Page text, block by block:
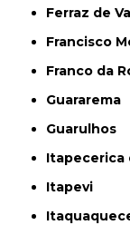
Ferraz de
Francisco
Franco da
Guararema
Guarulhos
Itapecerica
Itapevi